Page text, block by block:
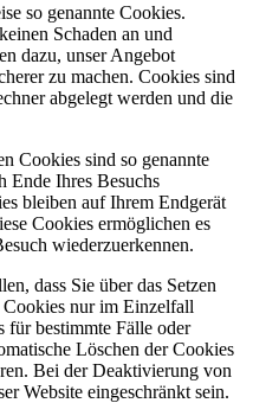
so genannte Cookies.
Schaden an und
dazu, unser Angebot
zu machen. Cookies sind
abgelegt werden und die
Cookies sind so genannte
Ende Ihres Besuchs
bleiben auf Ihrem Endgerät
Cookies ermöglichen es
wiederzuerkennen.
dass Sie über das Setzen
nur im Einzelfall
für bestimmte Fälle oder
Löschen der Cookies
Bei der Deaktivierung von
Website eingeschränkt sein.